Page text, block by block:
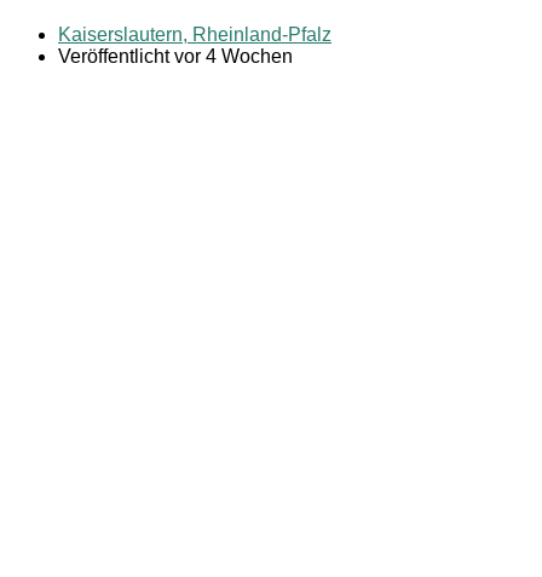
Kaiserslautern, Rheinland-Pfalz
Veröffentlicht vor 4 Wochen